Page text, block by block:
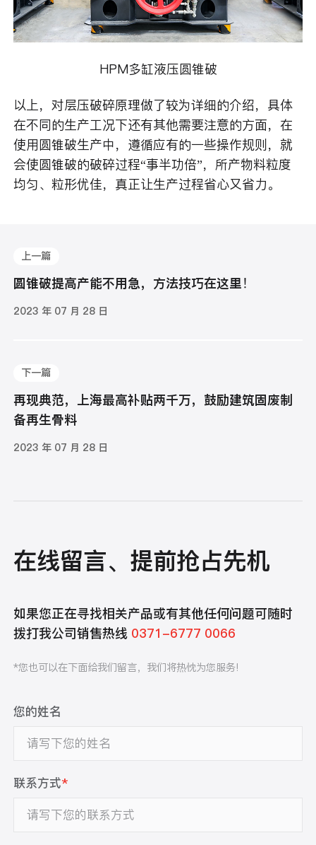
HPM多缸液压圆锥破
以上，对层压破碎原理做了较为详细的介绍，具体
在不同的生产工况下还有其他需要注意的方面，在
使用圆锥破生产中，遵循应有的一些操作规则，就
会使圆锥破的破碎过程“事半功倍”，所产物料粒度
均匀、粒形优佳，真正让生产过程省心又省力。
上一篇
圆锥破提高产能不用急，方法技巧在这里！
2023 年 07 月 28 日
下一篇
再现典范，上海最高补贴两千万，鼓励建筑固废制
备再生骨料
2023 年 07 月 28 日
在线留言、提前抢占先机
如果您正在寻找相关产品或有其他任何问题可随时
拨打我公司销售热线 0371-6777 0066
*您也可以在下面给我们留言，我们将热忱为您服务!
您的姓名
联系方式*